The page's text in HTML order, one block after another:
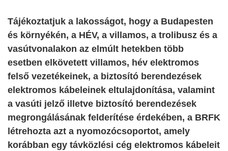
Tájékoztatjuk a lakosságot, hogy a Budapesten
és környékén, a HÉV, a villamos, a trolibusz és a
vasútvonalakon az elmúlt hetekben több
esetben elkövetett villamos, hév elektromos
felső vezetékeinek, a biztosító berendezések
elektromos kábeleinek eltulajdonítása, valamint
a vasúti jelző illetve biztosító berendezések
megrongálásának felderítése érdekében, a BRFK
létrehozta azt a nyomozócsoportot, amely
korábban egy távközlési cég elektromos kábeleit